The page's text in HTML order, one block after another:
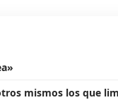
mismos los que